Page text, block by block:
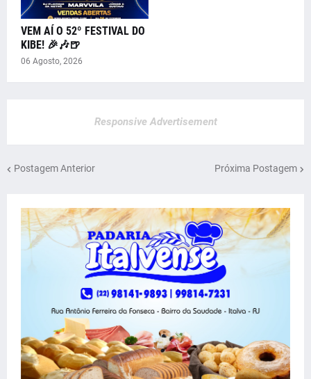
VEM AÍ O 52º FESTIVAL DO
KIBE! 🎉🎶🍺
06 Agosto, 2026
Responsive Advertisement
Postagem Anterior Próxima Postagem